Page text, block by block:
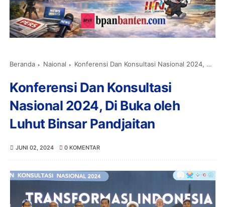
Beranda Naional Konferensi Dan Konsultasi Nasional 2024, Di Buka oleh Luhut Binsar Pandjaitan
Konferensi Dan Konsultasi
Nasional 2024, Di Buka oleh
Luhut Binsar Pandjaitan
JUNI 02, 2024 0 KOMENTAR